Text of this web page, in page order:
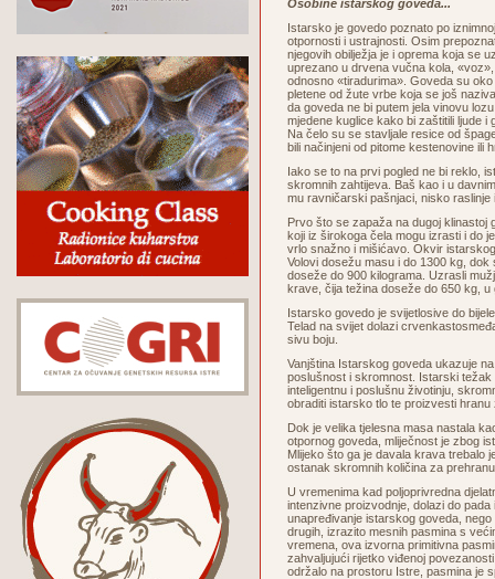
Osobine istarskog goveda...
Istarsko je govedo poznato po
otpornosti i ustrajnosti. Osim
njegovih obilježja je i oprema koja se
uprezano u drvena vučna kola,
odnosno «tiradurima». Goveda su
pletene od žute vrbe koja se još
da goveda ne bi putem jela vinovu
mjedene kuglice kako bi zaštitili ljude i
Na čelo su se stavljale resice od
bili načinjeni od pitome kestenovine ili
Iako se to na prvi pogled ne bi reklo,
skromnih zahtijeva. Baš kao i u
mu ravničarski pašnjaci, nisko raslinje
Prvo što se zapaža na dugoj klinastoj
koji iz širokoga čela mogu izrasti i do
vrlo snažno i mišićavo. Okvir
Volovi dosežu masu i do 1300 kg,
doseže do 900 kilograma. Uzrasli
krave, čija težina doseže do 650 kg,
Istarsko govedo je svijetlosive do
Telad na svijet dolazi
sivu boju.
Vanjština Istarskog goveda ukazuje
poslušnost i skromnost. Istarski težak
inteligentnu i poslušnu životinju,
obraditi istarsko tlo te proizvesti hranu
Dok je velika tjelesna masa nastala
otpornog goveda, mliječnost je zbog
Mlijeko što ga je davala krava trebalo
ostanak skromnih količina za
U vremenima kad poljoprivredna
intenzivne proizvodnje, dolazi do
unapređivanje istarskog goveda,
drugih, izrazito mesnih pasmina s
vremena, ova izvorna primitivna
zahvaljujući rijetko viđenoj
održalo na prostoru Istre, pasmina je